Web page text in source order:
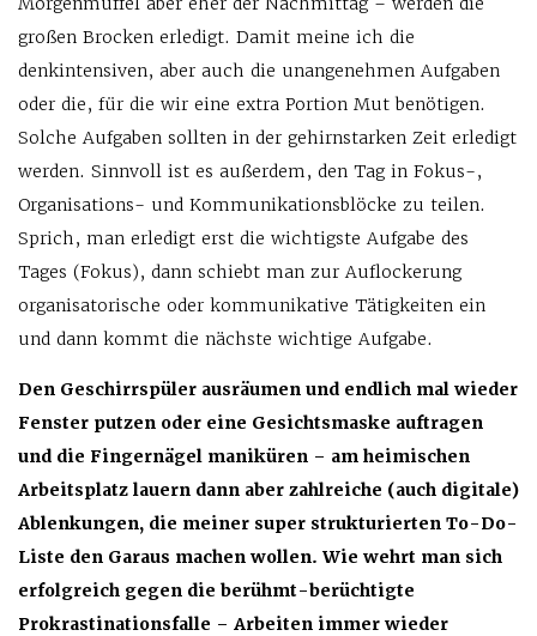
großen Brocken erledigt. Damit meine ich die
denkintensiven, aber auch die unangenehmen Aufgaben
oder die, für die wir eine extra Portion Mut benötigen.
Solche Aufgaben sollten in der gehirnstarken Zeit erledigt
werden. Sinnvoll ist es außerdem, den Tag in Fokus-,
Organisations- und Kommunikationsblöcke zu teilen.
Sprich, man erledigt erst die wichtigste Aufgabe des
Tages (Fokus), dann schiebt man zur Auflockerung
organisatorische oder kommunikative Tätigkeiten ein
und dann kommt die nächste wichtige Aufgabe.
Den Geschirrspüler ausräumen und endlich mal wieder
Fenster putzen oder eine Gesichtsmaske auftragen
und die Fingernägel maniküren – am heimischen
Arbeitsplatz lauern dann aber zahlreiche (auch digitale)
Ablenkungen, die meiner super strukturierten To-Do-
Liste den Garaus machen wollen. Wie wehrt man sich
erfolgreich gegen die berühmt-berüchtigte
Prokrastinationsfalle – Arbeiten immer wieder